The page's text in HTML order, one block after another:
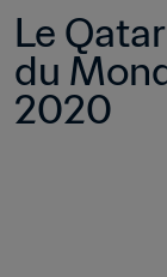
Le
du
2020